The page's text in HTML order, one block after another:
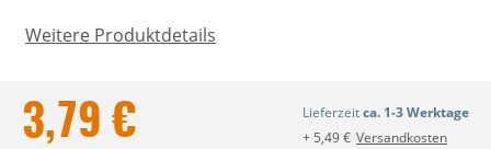
Weitere Produktdetails
3,79 € Lieferzeitca. 1-3 Werktage
+ 5,49 € Versandkosten